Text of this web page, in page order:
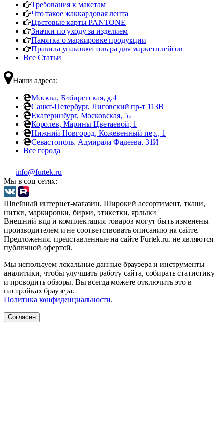
Требования к макетам
Что такое жаккардовая лента
Цветовые карты PANTONE
Значки по уходу за изделием
Памятка о маркировке продукции
Правила упаковки товара для маркетплейсов
Все Статьи
Наши адреса:
Москва, Бибиревская, д.4
Санкт-Петербург, Лиговский пр-т 113В
Екатеринбург, Московская, 52
Королев, Марины Цветаевой, 1
Нижний Новгород, Кожевенный пер., 1
Севастополь, Адмирала Фадеева, 31И
Все города
info@furtek.ru
Мы в соц сетях:
Швейный интернет-магазин. Широкий ассортимент, ткани,
нитки, маркировки, бирки, этикетки, ярлыки
Внешний вид и комплектация товаров могут быть изменены
производителем и не соответствовать описанию на сайте.
Предложения, представленные на сайте Furtek.ru, не являются
публичной офертой.
Мы используем локальные данные браузера и инструменты
аналитики, чтобы улучшать работу сайта, собирать статистику
и проводить обзоры. Вы всегда можете отключить это в
настройках браузера.
Политика конфиденциальности.
Согласен